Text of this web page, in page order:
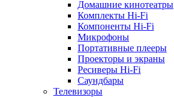
Домашние кинотеатры
Комплекты Hi-Fi
Компоненты Hi-Fi
Микрофоны
Портативные плееры
Проекторы и экраны
Ресиверы Hi-Fi
Саундбары
Телевизоры